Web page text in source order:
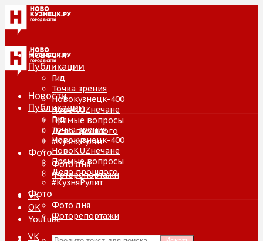
Новости
Публикации
Гид
Точка зрения
Новокузнецк-400
НовоKUZнечане
Прямые вопросы
Дело прошлого
#КузняРулит
Фото
Фото дня
Фоторепортажи
VK
ОК
Youtube
Новости
Публикации
Гид
Точка зрения
Новокузнецк-400
НовоKUZнечане
Прямые вопросы
Дело прошлого
#КузняРулит
Фото
Фото дня
Фоторепортажи
VK